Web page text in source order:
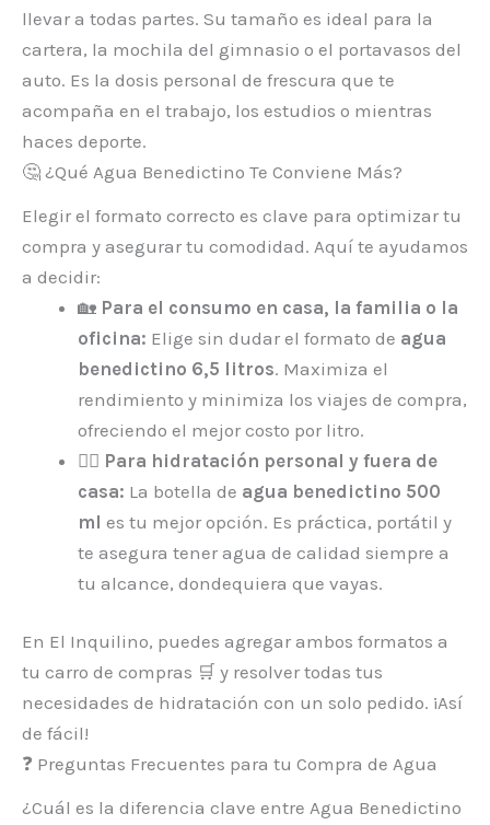
llevar a todas partes. Su tamaño es ideal para la
cartera, la mochila del gimnasio o el portavasos del
auto. Es la dosis personal de frescura que te
acompaña en el trabajo, los estudios o mientras
haces deporte.
🤔 ¿Qué Agua Benedictino Te Conviene Más?
Elegir el formato correcto es clave para optimizar tu
compra y asegurar tu comodidad. Aquí te ayudamos
a decidir:
🏡 Para el consumo en casa, la familia o la
oficina: Elige sin dudar el formato de agua
benedictino 6,5 litros. Maximiza el
rendimiento y minimiza los viajes de compra,
ofreciendo el mejor costo por litro.
🏃‍♀️ Para hidratación personal y fuera de
casa: La botella de agua benedictino 500
ml es tu mejor opción. Es práctica, portátil y
te asegura tener agua de calidad siempre a
tu alcance, dondequiera que vayas.
En El Inquilino, puedes agregar ambos formatos a
tu carro de compras 🛒 y resolver todas tus
necesidades de hidratación con un solo pedido. ¡Así
de fácil!
❓ Preguntas Frecuentes para tu Compra de Agua
¿Cuál es la diferencia clave entre Agua Benedictino